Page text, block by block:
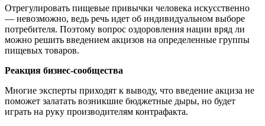
Отрегулировать пищевые привычки человека искусственно
— невозможно, ведь речь идет об индивидуальном выборе
потребителя. Поэтому вопрос оздоровления нации вряд ли
можно решить введением акцизов на определенные группы
пищевых товаров.
Реакция бизнес-сообщества
Многие эксперты приходят к выводу, что введение акциза не
поможет залатать возникшие бюджетные дыры, но будет
играть на руку производителям контрафакта.